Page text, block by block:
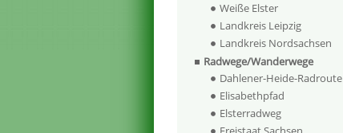
Weiße Elster
Landkreis Leipzig
Landkreis Nordsachsen
Radwege/Wanderwege
Dahlener-Heide-Radroute
Elisabethpfad
Elsterradweg